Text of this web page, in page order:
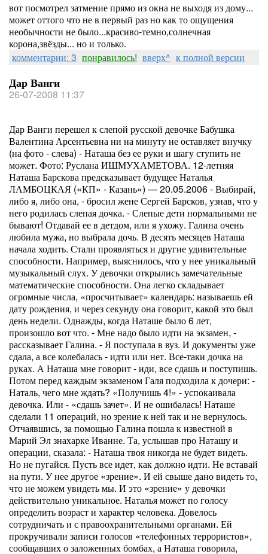
вот посмотрел затмение прямо из окна не выходя из дому...
может оттого что не в первый раз но как то ощущения
необычности не было...красиво-темно,солнечная
корона,звёзды... но и только.
комментарии: 3 понравилось! вверх^ к полной версии
Дар Ванги
26-07-2008 11:37
Дар Ванги перешел к слепой русской девочке Бабушка
Валентина Арсентьевна ни на минуту не оставляет внучку
(на фото - слева) - Наташа без ее руки и шагу ступить не
может. Фото: Руслана ИШМУХАМЕТОВА. 12-летняя
Наташа Барскова предсказывает будущее Наталья
ЛАМБОЦКАЯ («КП» - Казань») — 20.05.2006 - Выбирай,
либо я, либо она, - бросил жене Сергей Барсков, узнав, что у
него родилась слепая дочка. - Слепые дети нормальными не
бывают! Отдавай ее в детдом, или я ухожу. Галина очень
любила мужа, но выбрала дочь. В десять месяцев Наташа
начала ходить. Стали проявляться и другие удивительные
способности. Например, выяснилось, что у нее уникальный
музыкальный слух. У девочки открылись замечательные
математические способности. Она легко складывает
огромные числа, «просчитывает» календарь: называешь ей
дату рождения, и через секунду она говорит, какой это был
день недели. Однажды, когда Наташе было 6 лет,
произошло вот что. - Мне надо было идти на экзамен, -
рассказывает Галина. - Я поступала в вуз. И документы уже
сдала, а все колебалась - идти или нет. Все-таки дочка на
руках. А Наташа мне говорит - иди, все сдашь и поступишь.
Потом перед каждым экзаменом Галя подходила к дочери: -
Наталь, чего мне ждать? «Получишь 4!» - успокаивала
девочка. Или - «сдашь зачет». И не ошибалась! Наташе
сделали 11 операций, но зрение к ней так и не вернулось.
Отчаявшись, за помощью Галина пошла к известной в
Марий Эл знахарке Иванне. Та, услышав про Наташу и
операции, сказала: - Наташа твоя никогда не будет видеть.
Но не пугайся. Пусть все идет, как должно идти. Не вставай
на пути. У нее другое «зрение». И ей свыше дано видеть то,
что не можем увидеть мы. И это «зрение» у девочки
действительно уникальное. Наталья может по голосу
определить возраст и характер человека. Довелось
сотрудничать и с правоохранительными органами. Ей
прокручивали записи голосов «телефонных террористов»,
сообщавших о заложенных бомбах, а Наташа говорила,